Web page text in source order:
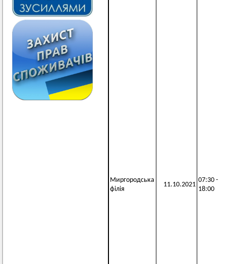
Миргородська
філія
11.10.2021
07:30 -
18:00